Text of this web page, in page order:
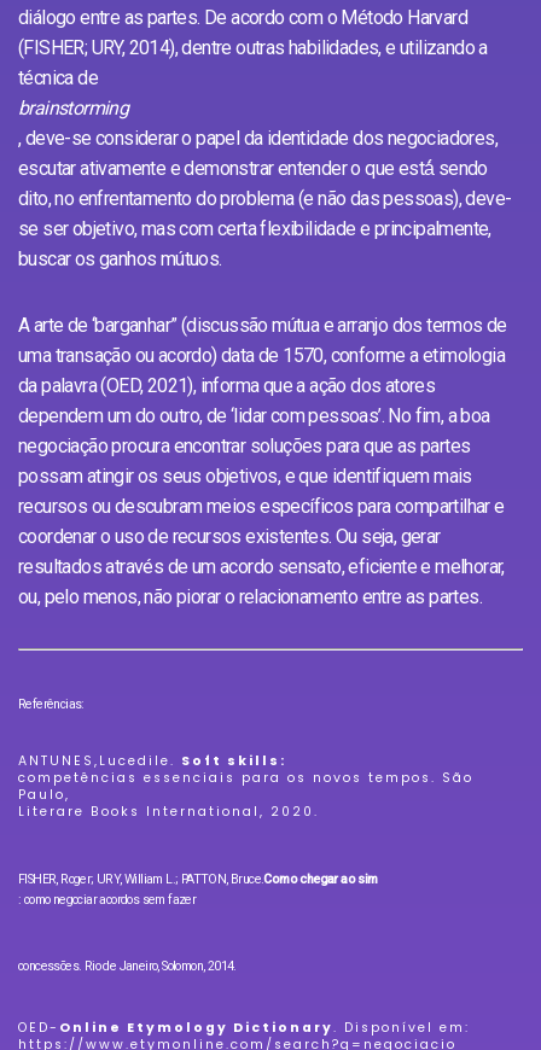
diálogo entre as partes. De acordo com o Método Harvard
(FISHER; URY, 2014), dentre outras habilidades, e utilizando a
técnica de
brainstorming
, deve-se considerar o papel da identidade dos negociadores,
escutar ativamente e demonstrar entender o que está́ sendo
dito, no enfrentamento do problema (e não das pessoas), deve-
se ser objetivo, mas com certa flexibilidade e principalmente,
buscar os ganhos mútuos.
A arte de ‘barganhar” (discussão mútua e arranjo dos termos de
uma transação ou acordo) data de 1570, conforme a etimologia
da palavra (OED, 2021), informa que a ação dos atores
dependem um do outro, de ‘lidar com pessoas’. No fim, a boa
negociação procura encontrar soluções para que as partes
possam atingir os seus objetivos, e que identifiquem mais
recursos ou descubram meios específicos para compartilhar e
coordenar o uso de recursos existentes. Ou seja, gerar
resultados através de um acordo sensato, eficiente e melhorar,
ou, pelo menos, não piorar o relacionamento entre as partes.
Referências:
ANTUNES, Lucedile. Soft skills:
competências essenciais para os novos tempos. São
Paulo,
Literare Books International, 2020.
FISHER, Roger; URY, William L.; PATTON, Bruce.Como chegar ao sim
: como negociar acordos sem fazer
concessões. Rio de Janeiro, Solomon, 2014.
OED- Online Etymology Dictionary. Disponível em:
https://www.etymonline.com/search?q=negociacio